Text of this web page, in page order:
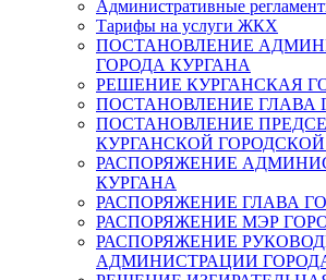
Административные
Тарифы на услуги ЖКХ
ПОСТАНОВЛЕНИЕ
ГОРОДА КУРГАНА
РЕШЕНИЕ КУРГАНСКАЯ
ПОСТАНОВЛЕНИЕ ГЛАВА
ПОСТАНОВЛЕНИЕ
КУРГАНСКОЙ
РАСПОРЯЖЕНИЕ
КУРГАНА
РАСПОРЯЖЕНИЕ ГЛАВА
РАСПОРЯЖЕНИЕ МЭР
РАСПОРЯЖЕНИЕ
АДМИНИСТРАЦИИ